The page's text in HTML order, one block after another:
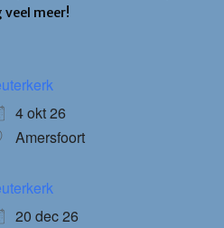
veel meer!
4 okt 26
Amersfoort
20 dec 26